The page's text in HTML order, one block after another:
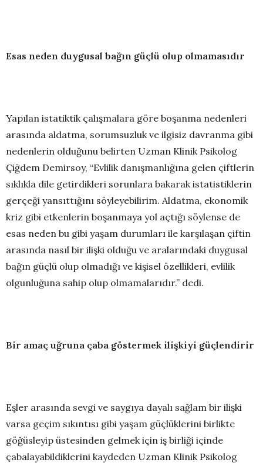
Esas neden duygusal bağın güçlü olup olmamasıdır
Yapılan istatiktik çalışmalara göre boşanma nedenleri
arasında aldatma, sorumsuzluk ve ilgisiz davranma gibi
nedenlerin olduğunu belirten Uzman Klinik Psikolog
Çiğdem Demirsoy, “Evlilik danışmanlığına gelen çiftlerin
sıklıkla dile getirdikleri sorunlara bakarak istatistiklerin
gerçeği yansıttığını söyleyebilirim. Aldatma, ekonomik
kriz gibi etkenlerin boşanmaya yol açtığı söylense de
esas neden bu gibi yaşam durumları ile karşılaşan çiftin
arasında nasıl bir ilişki olduğu ve aralarındaki duygusal
bağın güçlü olup olmadığı ve kişisel özellikleri, evlilik
olgunluğuna sahip olup olmamalarıdır.” dedi.
Bir amaç uğruna çaba göstermek ilişkiyi güçlendirir
Eşler arasında sevgi ve saygıya dayalı sağlam bir ilişki
varsa geçim sıkıntısı gibi yaşam güçlüklerini birlikte
göğüsleyip üstesinden gelmek için iş birliği içinde
çabalayabildiklerini kaydeden Uzman Klinik Psikolog